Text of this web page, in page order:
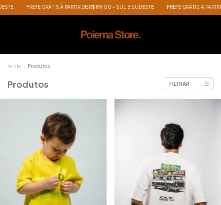
À PARTIR DE R$199,00 - SUL E SUDESTE FRETE GRÁTIS À PARTIR DE R$199,00 -
Início Produtos
Produtos FILTRAR